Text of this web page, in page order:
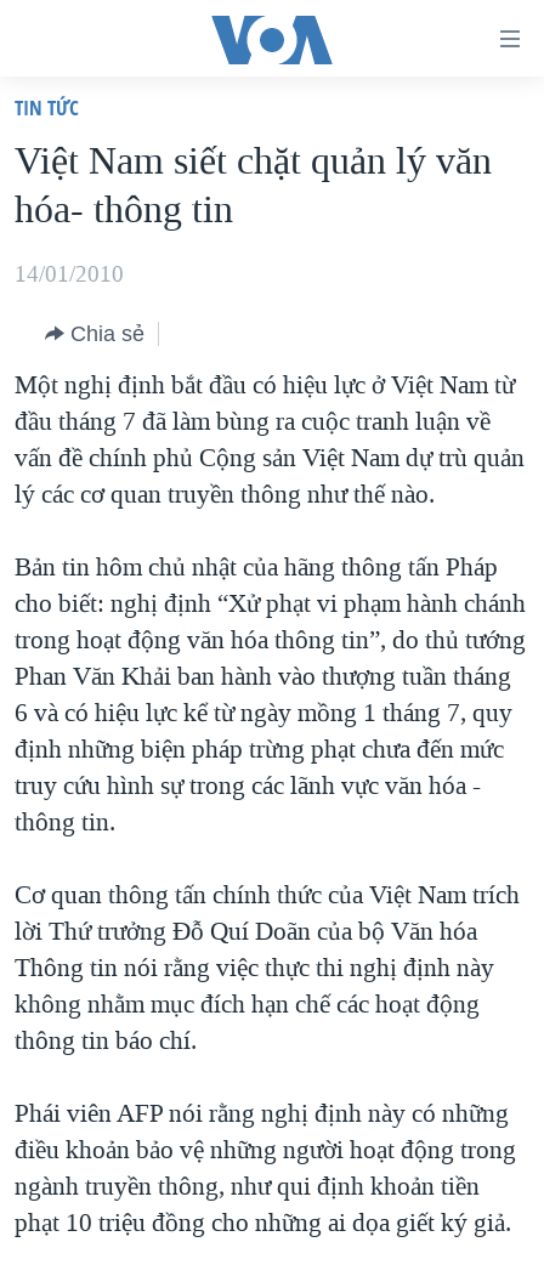
truy
cập
Tới
dung
chính
điều
hướng
chính
Đi
"Tìm"
VIỆT NAM
HOA KỲ
BIỂN ĐÔNG
BLOG
DIỄN ĐÀN
MỤC
TỰ DO BÁO CHÍ
NGƯỜI VIỆT HẢI NGOẠI
ĐỜI SỐNG
KINH TẾ
KHOA HỌC
SỨC KHOẺ
VĂN HOÁ
THỂ THAO
CHUYÊN ĐỀ
HÀNH TRÌNH BẦU CỬ 2024
MỘT NĂM CHIẾN TRANH TẠI DẢI GAZA
GIẢI MÃ VÀNH ĐAI & CON ĐƯỜNG
NGÀY TỊ NẠN THẾ GIỚI
TRỊNH VĨNH BÌNH - NGƯỜI HẠ 'BÊN THẮNG CUỘC'
GROUND ZERO – XƯA VÀ NAY
CÁC GIÁ TRỊ CỘNG HÒA Ở VIỆT NAM
THƯỢNG ĐỈNH TRUMP-KIM TẠI VIỆT NAM
TRỊNH VĨNH BÌNH VS. CHÍNH PHỦ VIỆT NAM
NGƯ DÂN VIỆT VÀ LÀN SÓNG TRỘM HẢI SÂM
QUAN HỆ VIỆT MỸ
VIDEO
NGHE
MẠNG XÃ HỘI
Ngôn ngữ khác
TIN TỨC
Việt Nam siết chặt quản lý văn
hóa- thông tin
14/01/2010
Chia sẻ
Một nghị định bắt đầu có hiệu lực ở Việt Nam từ
đầu tháng 7 đã làm bùng ra cuộc tranh luận về
vấn đề chính phủ Cộng sản Việt Nam dự trù quản
lý các cơ quan truyền thông như thế nào.
Bản tin hôm chủ nhật của hãng thông tấn Pháp
cho biết: nghị định “Xử phạt vi phạm hành chánh
trong hoạt động văn hóa thông tin”, do thủ tướng
Phan Văn Khải ban hành vào thượng tuần tháng
6 và có hiệu lực kể từ ngày mồng 1 tháng 7, quy
định những biện pháp trừng phạt chưa đến mức
truy cứu hình sự trong các lãnh vực văn hóa -
thông tin.
Cơ quan thông tấn chính thức của Việt Nam trích
lời Thứ trưởng Đỗ Quí Doãn của bộ Văn hóa
Thông tin nói rằng việc thực thi nghị định này
không nhằm mục đích hạn chế các hoạt động
thông tin báo chí.
Phái viên AFP nói rằng nghị định này có những
điều khoản bảo vệ những người hoạt động trong
ngành truyền thông, như qui định khoản tiền
phạt 10 triệu đồng cho những ai dọa giết ký giả.